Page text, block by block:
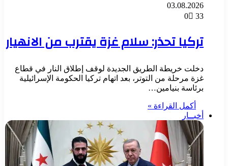
03.08.2026
0
33
تركيا تحذر: سلام غزة يقترب من الانهيار
دخلت خريطة الطريق الجديدة لوقف إطلاق النار في قطاع
غزة مرحلة من التوتر، بعد اتهام تركيا الحكومة الإسرائيلية
برئاسة بنيامين…
أكمل القراءة »
أخبــار